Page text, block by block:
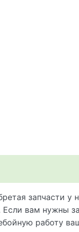
запчасти у
вам нужны
работу